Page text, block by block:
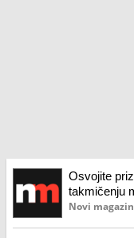
Osvojite
takmičenju
Novi magazin